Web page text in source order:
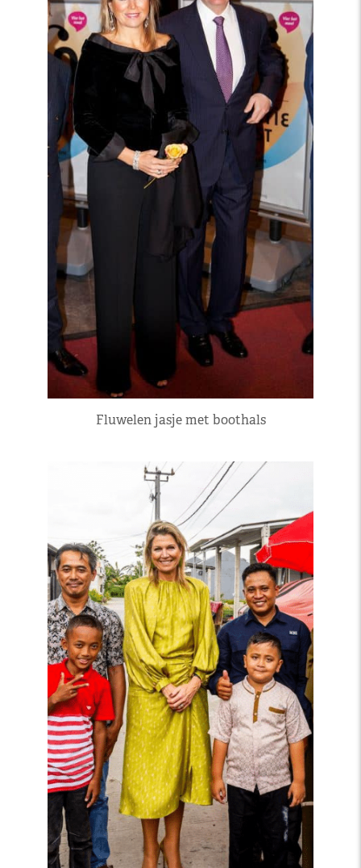
Fluwelen jasje met boothals